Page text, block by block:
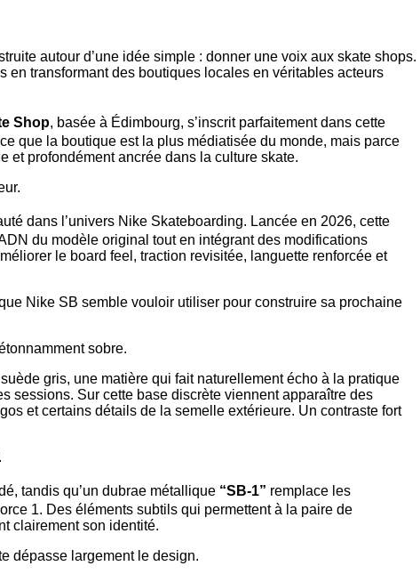
autour d’une idée simple : donner une voix aux skate shops.
en transformant des boutiques locales en véritables acteurs
Shop, basée à Édimbourg, s’inscrit parfaitement dans cette
que la boutique est la plus médiatisée du monde, mais parce
et profondément ancrée dans la culture skate.
dans l’univers Nike Skateboarding. Lancée en 2026, cette
du modèle original tout en intégrant des modifications
le board feel, traction revisitée, languette renforcée et
Nike SB semble vouloir utiliser pour construire sa prochaine
sobre.
gris, une matière qui fait naturellement écho à la pratique
sessions. Sur cette base discrète viennent apparaître des
et certains détails de la semelle extérieure. Un contraste fort
tandis qu’un dubrae métallique “SB-1” remplace les
1. Des éléments subtils qui permettent à la paire de
clairement son identité.
dépasse largement le design.